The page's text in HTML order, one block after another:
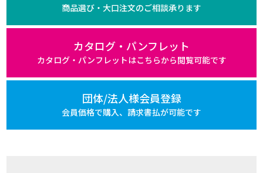
商品選び・大口注文のご相談承ります
カタログ・パンフレット
カタログ・パンフレットはこちらから閲覧可能です
団体/法人様会員登録
会員価格で購入、 請求書払が可能です